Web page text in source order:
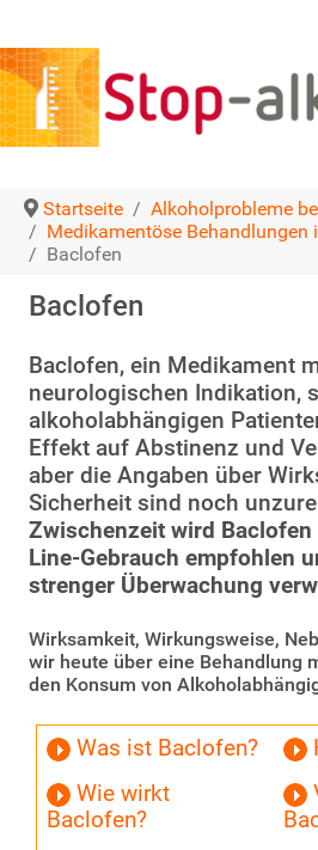
Startseite
Alkoholprobleme
Medikamentöse Behandlungen
Baclofen
Baclofen
Baclofen, ein Medikament
neurologischen Indikation,
alkoholabhängigen
Effekt auf Abstinenz und
aber die Angaben über
Sicherheit sind noch
Zwischenzeit wird
Line-Gebrauch empfohlen
strenger Überwachung
Wirksamkeit, Wirkungsweise,
wir heute über eine Behandlung
den Konsum von
Was ist Baclofen?
Wie wirkt
Baclofen?